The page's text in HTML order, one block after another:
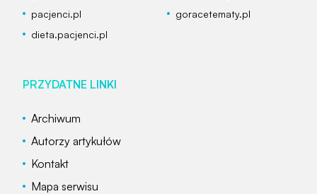
pacjenci.pl
goracetematy.pl
dieta.pacjenci.pl
PRZYDATNE LINKI
Archiwum
Autorzy artykułów
Kontakt
Mapa serwisu